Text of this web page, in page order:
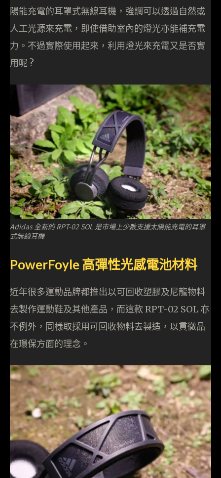
陽能充電的耳罩式無線耳機，強調可以透過自然或
人工光源來充電，即使借助室內的燈光亦能補充電
力。不過實際使用起來，利用燈光來充電又是否實
用呢 ?
Adidas 全新的 RPT-02 SOL 是市場上少數支援太陽能充電的耳罩
式無線耳機
PowerFoyle 高彈性光感電池材料
近年很多運動品牌都推出以可回收塑膠及尼龍物料
去製作運動鞋及其他產品，而這款 RPT-02 SOL 亦
不例外，同樣取採用可回收物料去製造，以貫徹品
在環保方面的理念。